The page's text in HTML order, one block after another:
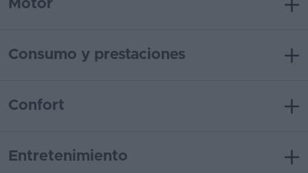
Motor
Consumo y prestaciones
Confort
Entretenimiento